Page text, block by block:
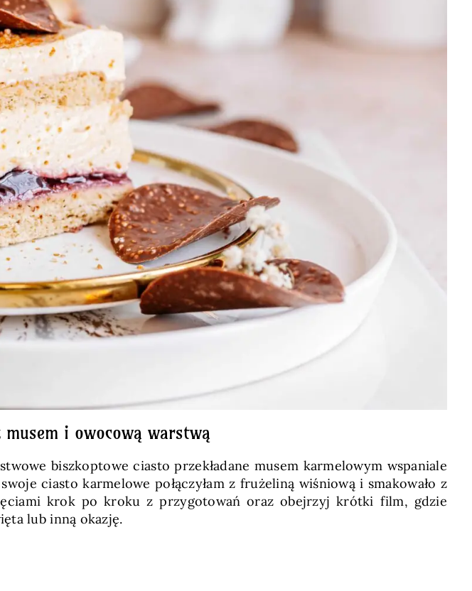
i owocową warstwą
biszkoptowe ciasto przekładane musem karmelowym wspaniale
ciasto karmelowe połączyłam z frużeliną wiśniową i smakowało z
krok po kroku z przygotowań oraz obejrzyj krótki film, gdzie
lub inną okazję.